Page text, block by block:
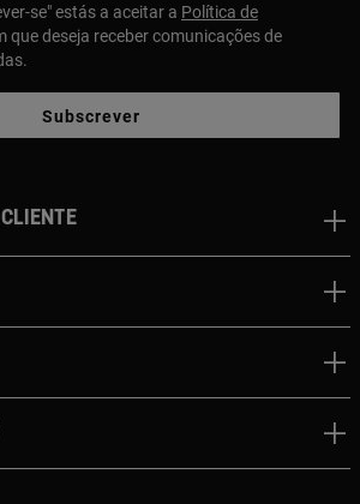
se" estás a aceitar a Política de
que deseja receber comunicações de
Subscrever
cliente